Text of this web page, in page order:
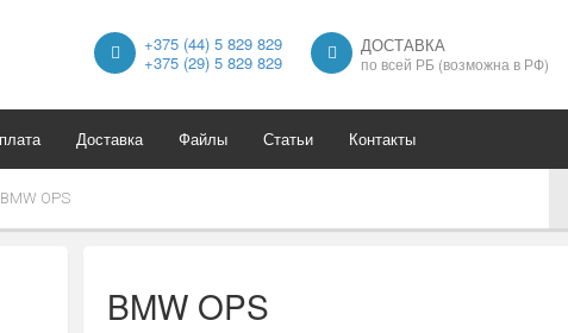
+375 (44) 5 829 829
+375 (29) 5 829 829
ДОСТАВКА
по всей РБ (возможна в РФ)
Доставка Файлы Статьи Контакты
BMW OPS
BMW OPS